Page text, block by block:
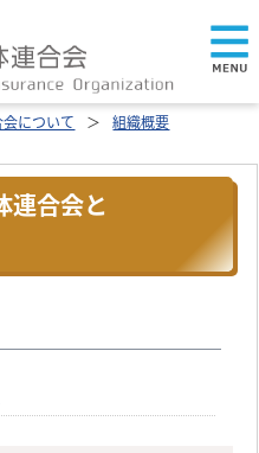
会について
組織概要
連合会と